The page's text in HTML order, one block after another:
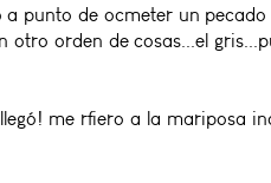
a punto de ocmeter un
orden de cosas...el
me rfiero a la mariposa